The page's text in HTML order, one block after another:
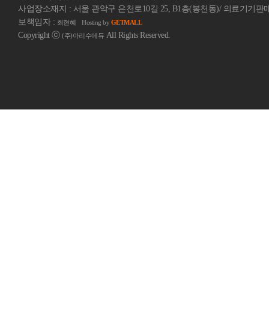
사업장소재지 : 서울 관악구 은천로10길 25, B1층(봉천동)/ 의료기기판
보책임자 : 최현혜 Hosting by GETMALL
Copyright ⓒ (주)아리수에듀 All Rights Reserved.